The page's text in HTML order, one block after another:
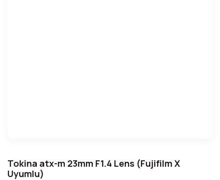
Tokina atx-m 23mm F1.4 Lens (Fujifilm X
Uyumlu)